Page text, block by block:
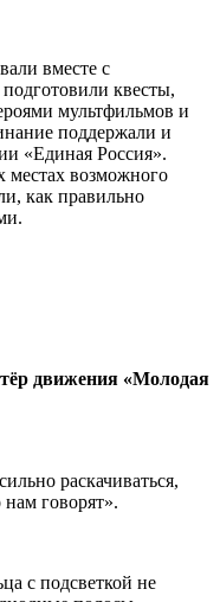
вместе с
квесты,
мультфильмов и
поддержали и
«Единая Россия».
местах возможного
как правильно
движения «Молодая
раскачиваться,
говорят».
с подсветкой не